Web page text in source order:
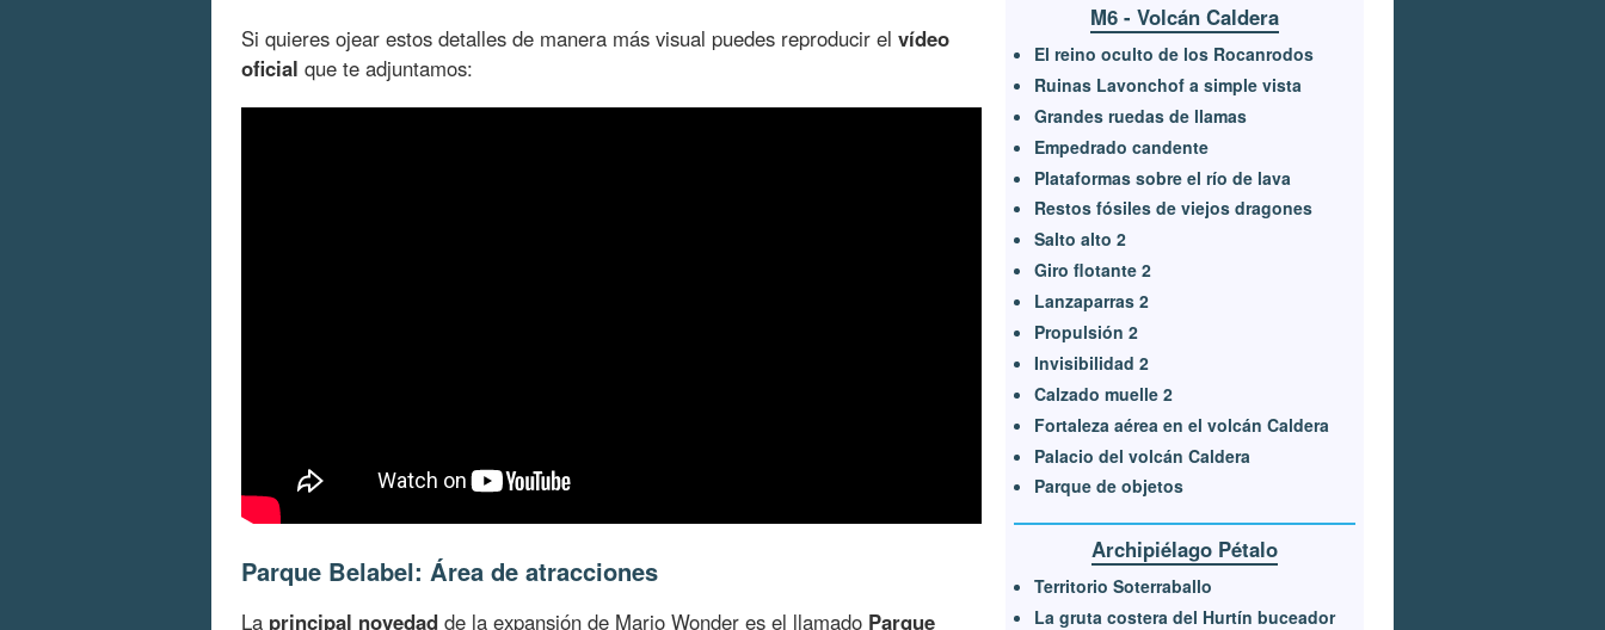
Si quieres ojear estos detalles de manera más visual puedes reproducir el vídeo
oficial que te adjuntamos:
Parque Belabel: Área de atracciones
La principal novedad de la expansión de Mario Wonder es el llamado Parque
M6 - Volcán Caldera
El reino oculto de los Rocanrodos
Ruinas Lavonchof a simple vista
Grandes ruedas de llamas
Empedrado candente
Plataformas sobre el río de lava
Restos fósiles de viejos dragones
Salto alto 2
Giro flotante 2
Lanzaparras 2
Propulsión 2
Invisibilidad 2
Calzado muelle 2
Fortaleza aérea en el volcán Caldera
Palacio del volcán Caldera
Parque de objetos
Archipiélago Pétalo
Territorio Soterraballo
La gruta costera del Hurtín buceador